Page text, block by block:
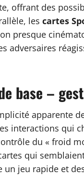
offrant des
les cartes
presque
adversaires
base –
apparente
interactions qui
du « froid
qui
jeu rapide et